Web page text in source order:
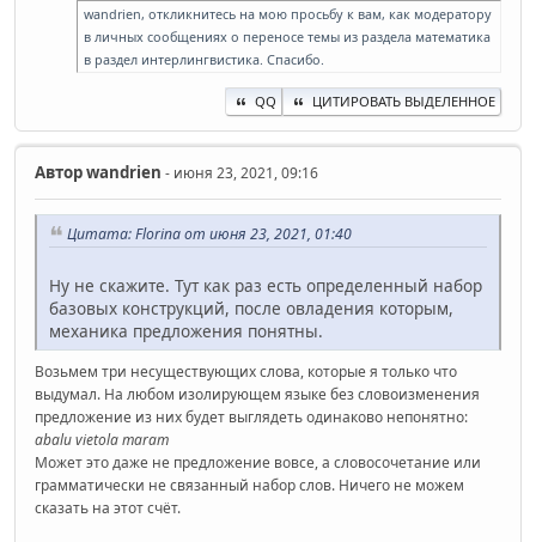
wandrien, откликнитесь на мою просьбу к вам, как модератору
в личных сообщениях о переносе темы из раздела математика
в раздел интерлингвистика. Спасибо.
QQ ЦИТИРОВАТЬ ВЫДЕЛЕННОЕ
Авторwandrien - июня 23, 2021, 09:16
Цитата: Florina от июня 23, 2021, 01:40
Ну не скажите. Тут как раз есть определенный набор
базовых конструкций, после овладения которым,
механика предложения понятны.
Возьмем три несуществующих слова, которые я только что
выдумал. На любом изолирующем языке без словоизменения
предложение из них будет выглядеть одинаково непонятно:
abalu vietola maram
Может это даже не предложение вовсе, а словосочетание или
грамматически не связанный набор слов. Ничего не можем
сказать на этот счёт.